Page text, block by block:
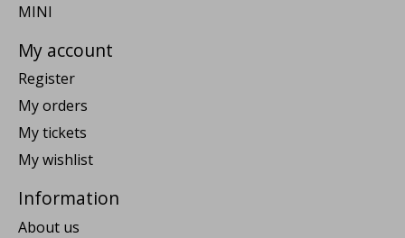
MINI
My account
Register
My orders
My tickets
My wishlist
Information
About us